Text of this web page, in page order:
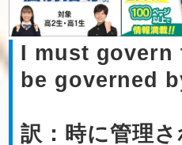
I must
be governed
訳：時に管理